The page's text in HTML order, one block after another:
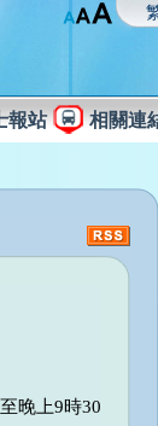
報站 相關連
晚上9時30